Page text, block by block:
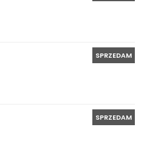
SPRZEDAM
SPRZEDAM